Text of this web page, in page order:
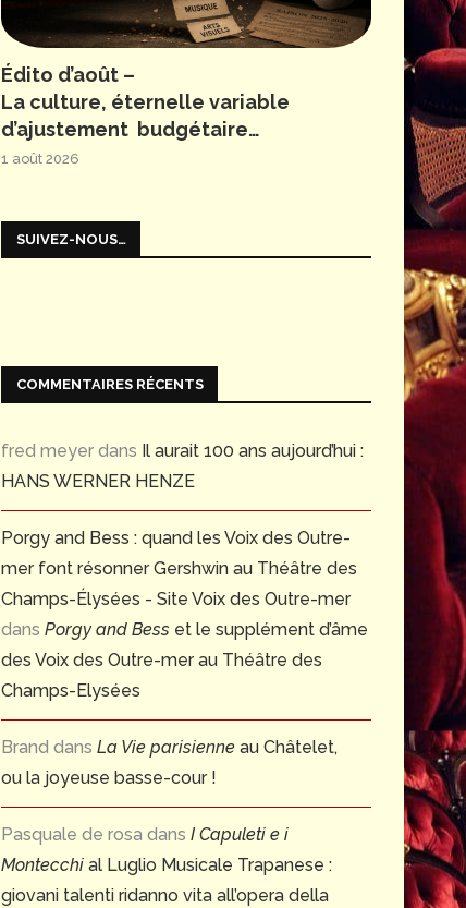
Édito d’août –
La culture, éternelle variable
d’ajustement budgétaire…
1 août 2026
SUIVEZ-NOUS…
COMMENTAIRES RÉCENTS
fred meyer dans Il aurait 100 ans aujourd’hui :
HANS WERNER HENZE
Porgy and Bess : quand les Voix des Outre-
mer font résonner Gershwin au Théâtre des
Champs-Élysées - Site Voix des Outre-mer
dans Porgy and Bess et le supplément d’âme
des Voix des Outre-mer au Théâtre des
Champs-Elysées
Brand dans La Vie parisienne au Châtelet,
ou la joyeuse basse-cour !
Pasquale de rosa dans I Capuleti e i
Montecchi al Luglio Musicale Trapanese :
giovani talenti ridanno vita all’opera della